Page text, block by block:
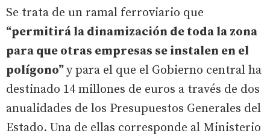
Se trata de un ramal ferroviario que
“permitirá la dinamización de toda la zona
para que otras empresas se instalen en el
polígono”y para el que el Gobierno central ha
destinado 14 millones de euros a través de dos
anualidades de los Presupuestos Generales del
Estado. Una de ellas corresponde al Ministerio